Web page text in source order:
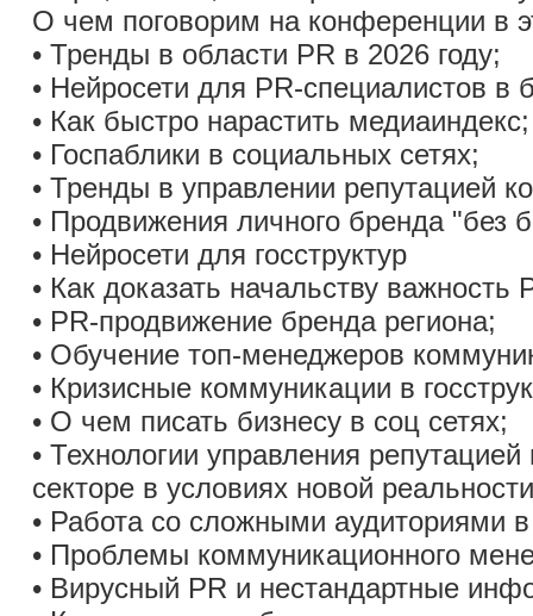
О чем поговорим на конференции в
• Тренды в области PR в 2026 году;
• Нейросети для PR-специалистов в
• Как быстро нарастить медиаиндекс;
• Госпаблики в социальных сетях;
• Тренды в управлении репутацией
• Продвижения личного бренда "без
• Нейросети для госструктур
• Как доказать начальству важность
• PR-продвижение бренда региона;
• Обучение топ-менеджеров
• Кризисные коммуникации в
• О чем писать бизнесу в соц сетях;
• Технологии управления
секторе в условиях новой
• Работа со сложными аудиториями
• Проблемы коммуникационного
• Вирусный PR и нестандартные